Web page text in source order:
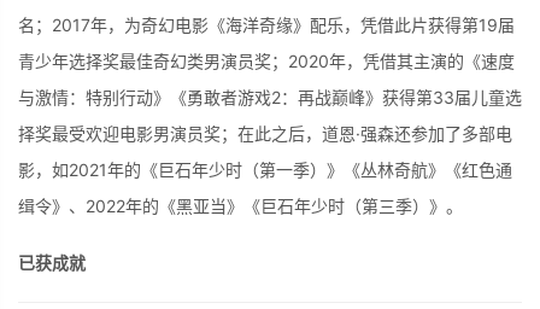
名；2017年，为奇幻电影《海洋奇缘》配乐，凭借此片获得第19届
青少年选择奖最佳奇幻类男演员奖；2020年，凭借其主演的《速度
与激情：特别行动》《勇敢者游戏2：再战巅峰》获得第33届儿童选
择奖最受欢迎电影男演员奖；在此之后，道恩·强森还参加了多部电
影，如2021年的《巨石年少时（第一季）》《丛林奇航》《红色通
缉令》、2022年的《黑亚当》《巨石年少时（第三季）》。
已获成就